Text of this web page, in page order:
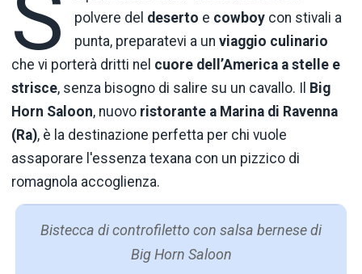
polvere del deserto e cowboy con stivali a
punta, preparatevi a unviaggio culinario
che vi porterà dritti nel cuore dell’America a stelle e
strisce, senza bisogno di salire su un cavallo. Il
Big
Horn Saloon, nuovo ristorante a Marina di Ravenna
(Ra), è la destinazione perfetta per chi vuole
assaporare l'essenza texana con un pizzico di
romagnola accoglienza.
Bistecca di controfiletto con salsa bernese di
Big Horn Saloon